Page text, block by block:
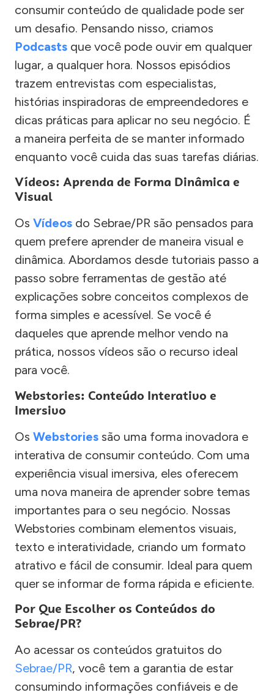
consumir conteúdo de qualidade pode ser
um desafio. Pensando nisso, criamos
Podcasts que você pode ouvir em qualquer
lugar, a qualquer hora. Nossos episódios
trazem entrevistas com especialistas,
histórias inspiradoras de empreendedores e
dicas práticas para aplicar no seu negócio. É
a maneira perfeita de se manter informado
enquanto você cuida das suas tarefas diárias.
Vídeos: Aprenda de Forma Dinâmica e
Visual
Os Vídeos do Sebrae/PR são pensados para
quem prefere aprender de maneira visual e
dinâmica. Abordamos desde tutoriais passo a
passo sobre ferramentas de gestão até
explicações sobre conceitos complexos de
forma simples e acessível. Se você é
daqueles que aprende melhor vendo na
prática, nossos vídeos são o recurso ideal
para você.
Webstories: Conteúdo Interativo e
Imersivo
Os Webstories são uma forma inovadora e
interativa de consumir conteúdo. Com uma
experiência visual imersiva, eles oferecem
uma nova maneira de aprender sobre temas
importantes para o seu negócio. Nossas
Webstories combinam elementos visuais,
texto e interatividade, criando um formato
atrativo e fácil de consumir. Ideal para quem
quer se informar de forma rápida e eficiente.
Por Que Escolher os Conteúdos do
Sebrae/PR?
Ao acessar os conteúdos gratuitos do
Sebrae/PR, você tem a garantia de estar
consumindo informações confiáveis e de